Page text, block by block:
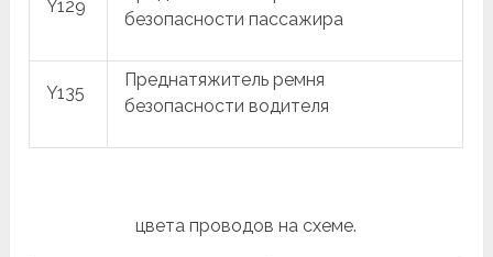
Y129
безопасности пассажира
Y135
Преднатяжитель ремня
безопасности водителя
цвета проводов на схеме.